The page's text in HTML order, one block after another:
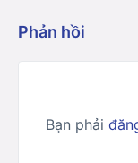
Phản hồi
Bạn phải